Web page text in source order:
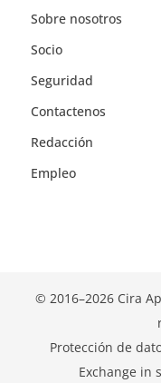
Sobre nosotros
Socio
Seguridad
Contactenos
Redacción
Empleo
© 2016–2026 Cira
Protección de
Exchange in